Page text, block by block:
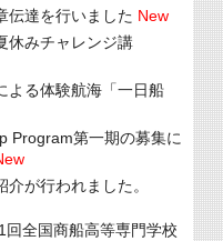
伝達を行いました New
休みチャレンジ講
よる体験航海「一日船
Program第一期の募集に
が行われました。
全国商船高等専門学校